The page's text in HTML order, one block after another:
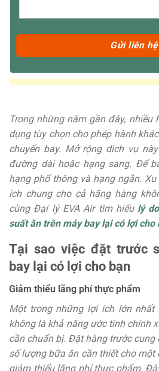
Trong những năm gần đây, nhiều
dụng tùy chọn cho phép hành
chuyến bay. Mở rộng dịch vụ
đường dài hoặc hạng sang. Để
hạng phổ thông và hạng ngắn.
ích chung cho cả hãng hàng
cùng Đại lý EVA Air tìm hiểu lý
suất ăn trên máy bay lại có lợi cho
Tại sao việc đặt trước
bay lại có lợi cho bạn
Giảm thiểu lãng phí thực phẩm
Một trong những lợi ích lớn nhất
không là khả năng ước tính chính
cần chuẩn bị. Đặt hàng trước cung
số lượng bữa ăn cần thiết cho một
giảm thiểu lãng phí thực phẩm.